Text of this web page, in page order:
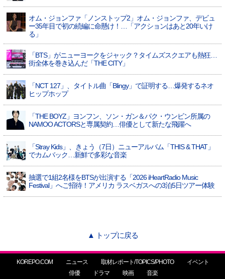
オム・ジョンファ「ノンストップ2」オム・ジョンファ、デビュ
ー35年目で初の続編に命懸け！…「アクションはあと20年いけ
る」
「BTS」がニューヨークをジャック？タイムズスクエアも熱狂…
街全体を巻き込んだ「THE CITY」
「NCT 127」、タイトル曲「Blingy」で証明する…爆発するネオ
ヒップホップ
「THE BOYZ」ヨンフン、ソン・ガン＆パク・ウンビン所属の
NAMOO ACTORSと専属契約…俳優として新たな飛躍へ
「Stray Kids」、きょう（7日）ニューアルバム「THIS & THAT」
でカムバック…新鮮で多彩な音楽
抽選で1組2名様をBTSが出演する「2026 iHeartRadio Music
Festival」へご招待！アメリカ ラスベガスへの3泊5日ツアー体験
▲ トップに戻る
KOREPO.COM ニュース 取材レポート/TOPICS/PHOTO
イベント
俳優
ドラマ 映画 音楽